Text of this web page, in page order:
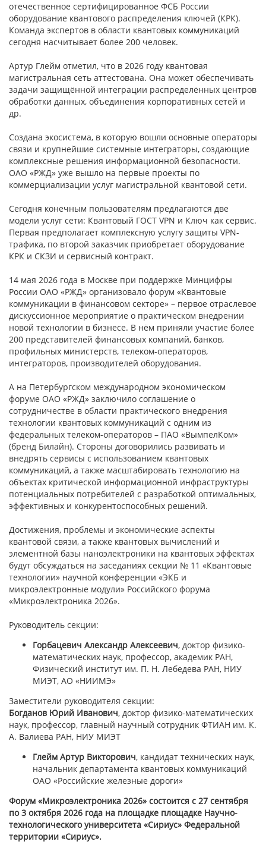
отечественное сертифицированное ФСБ России
оборудование квантового распределения ключей (КРК).
Команда экспертов в области квантовых коммуникаций
сегодня насчитывает более 200 человек.
Артур Глейм отметил, что в 2026 году квантовая
магистральная сеть аттестована. Она может обеспечивать
задачи защищённой интеграции распределённых центров
обработки данных, объединения корпоративных сетей и
др.
Создана экосистема, в которую вошли основные операторы
связи и крупнейшие системные интеграторы, создающие
комплексные решения информационной безопасности.
ОАО «РЖД» уже вышло на первые проекты по
коммерциализации услуг магистральной квантовой сети.
Сегодня конечным пользователям предлагаются две
модели услуг сети: Квантовый ГОСТ VPN и Ключ как сервис.
Первая предполагает комплексную услугу защиты VPN-
трафика, по второй заказчик приобретает оборудование
КРК и СКЗИ и сервисный контракт.
14 мая 2026 года в Москве при поддержке Минцифры
России ОАО «РЖД» организовало форум «Квантовые
коммуникации в финансовом секторе» – первое отраслевое
дискуссионное мероприятие о практическом внедрении
новой технологии в бизнесе. В нём приняли участие более
200 представителей финансовых компаний, банков,
профильных министерств, телеком-операторов,
интеграторов, производителей оборудования.
А на Петербургском международном экономическом
форуме ОАО «РЖД» заключило соглашение о
сотрудничестве в области практического внедрения
технологии квантовых коммуникаций с одним из
федеральных телеком-операторов – ПАО «ВымпелКом»
(бренд Билайн). Стороны договорились развивать и
внедрять сервисы с использованием квантовых
коммуникаций, а также масштабировать технологию на
объектах критической информационной инфраструктуры
потенциальных потребителей с разработкой оптимальных,
эффективных и конкурентоспособных решений.
Достижения, проблемы и экономические аспекты
квантовой связи, а также квантовых вычислений и
элементной базы наноэлектроники на квантовых эффектах
будут обсуждаться на заседаниях секции № 11 «Квантовые
технологии» научной конференции «ЭКБ и
микроэлектронные модули» Российского форума
«Микроэлектроника 2026».
Руководитель секции:
Горбацевич Александр Алексеевич, доктор физико-
математических наук, профессор, академик РАН,
Физический институт им. П. Н. Лебедева РАН, НИУ
МИЭТ, АО «НИИМЭ»
Заместители руководителя секции:
Богданов Юрий Иванович, доктор физико-математических
наук, профессор, главный научный сотрудник ФТИАН им. К.
А. Валиева РАН, НИУ МИЭТ
Глейм Артур Викторович, кандидат технических наук,
начальник департамента квантовых коммуникаций
ОАО «Российские железные дороги»
Форум «Микроэлектроника 2026» состоится с 27 сентября
по 3 октября 2026 года на площадке площадке Научно-
технологического университета «Сириус» Федеральной
территории «Сириус».